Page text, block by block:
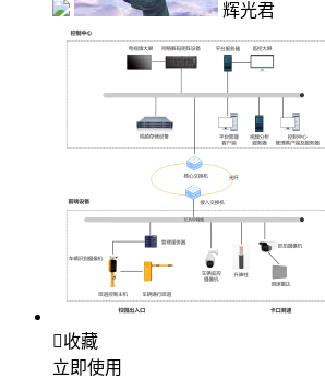
辉光君
收藏
立即使用